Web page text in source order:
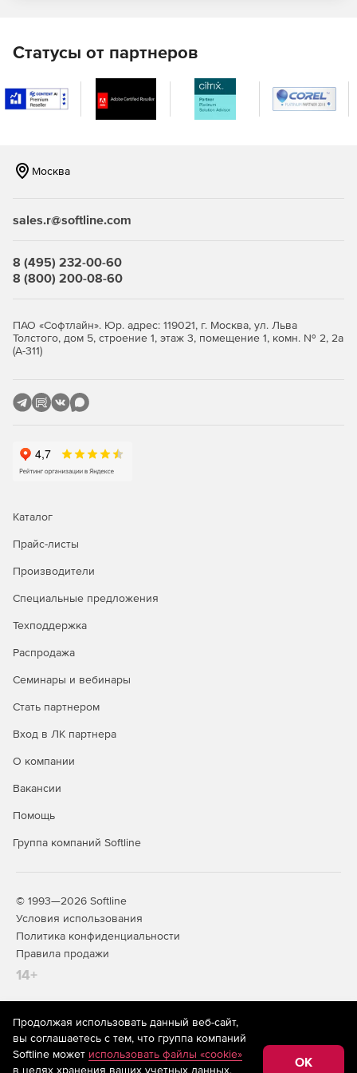
визуализации действий.
Интеграция с агентом SQL-сервера для планирования
заданий резервного копирования базы данных.
Вывод чувствительных к контексту советов и
Запуск копирования и восстановления с помощью
Запуск операций в пакетных и сценарных файлах.
256- и 128-битное AES-шифрование.
операций по резервному копированию данных.
и возобновления операции.
Отправка уведомлений по электронной почте о
процессах резервного копирования.
Генерация отчетов на уровне сервера и предприятия.
Автоматический обрыв существующих подключений
Автоматическая проверка и формирование списка
инициализации целевой базы данных.
копий через центральный клиентский графический
Поддержка 64-битных версий сервера SQL.
Статусы от партнеров
Москва
sales.r@softline.com
8 (495) 232-00-60
8 (800) 200-08-60
ПАО «Софтлайн». Юр. адрес: 119021, г. Москва, ул. Льва
Толстого, дом 5, строение 1, этаж 3, помещение 1, комн. № 2, 2а
(А-311)
Каталог
Прайс-листы
Производители
Специальные предложения
Техподдержка
Распродажа
Семинары и вебинары
Стать партнером
Вход в ЛК партнера
О компании
Вакансии
Помощь
Группа компаний Softline
© 1993—2026 Softline
Условия использования
Политика конфиденциальности
Правила продажи
14+
На информационном ресурсе store.softline.ru применяются
рекомендательные технологии(информационные технологии
предоставления информации на основе сбора,
систематизации и анализа сведений, относящихся к
Продолжая использовать данный веб-сайт,
вы соглашаетесь с тем, что группа компаний
Softline может использовать файлы «cookie»
в целях хранения ваших учетных данных,
OK